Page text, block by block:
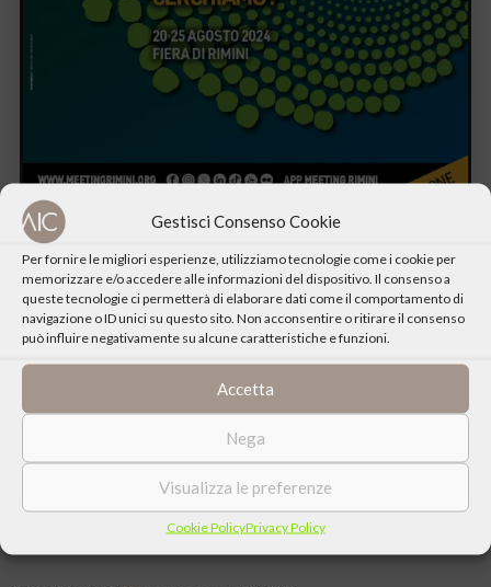
Gestisci Consenso Cookie
Per fornire le migliori esperienze, utilizziamo tecnologie come i cookie per
memorizzare e/o accedere alle informazioni del dispositivo. Il consenso a
queste tecnologie ci permetterà di elaborare dati come il comportamento di
navigazione o ID unici su questo sito. Non acconsentire o ritirare il consenso
può influire negativamente su alcune caratteristiche e funzioni.
Accetta
Nega
Visualizza le preferenze
Cookie PolicyPrivacy Policy
i personaggi intervistati, le mostre, gli spettacoli, segui
gli approfondimenti, le interviste ai grandi scrittori, i tanti
protagonisti e i vari racconti giorno per giorno